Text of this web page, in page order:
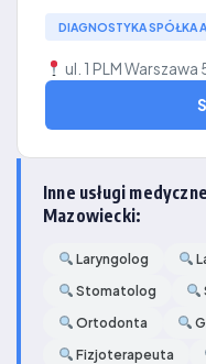
DIAGNOSTYKA SPÓŁKA
ul. 1 PLM
Inne usługi
Mazowiecki:
Laryngolog
Stomatolog
Ortodonta
Fizjoterapeuta